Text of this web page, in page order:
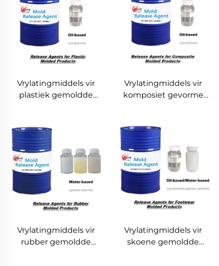
Vrylatingmiddels vir
plastiek gemoldde
Vrylatingmiddels vir
komposiet gevorme
Vrylatingmiddels vir
rubber gemoldde
Vrylatingmiddels vir
skoene gemoldde